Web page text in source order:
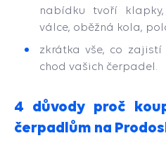
nabídku tvoří
válce, oběžná kola,
zkrátka vše, co zajistí
chod vašich čerpadel.
4 důvody proč
čerpadlům na